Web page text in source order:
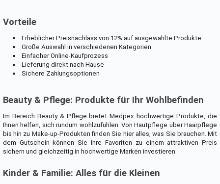
Vorteile
Erheblicher Preisnachlass von 12% auf ausgewählte Produkte
Große Auswahl in verschiedenen Kategorien
Einfacher Online-Kaufprozess
Lieferung direkt nach Hause
Sichere Zahlungsoptionen
Beauty & Pflege: Produkte für Ihr Wohlbefinden
Im Bereich Beauty & Pflege bietet Medpex hochwertige Produkte, die
Ihnen helfen, sich rundum wohlzufühlen. Von Hautpflege über Haarpflege
bis hin zu Make-up-Produkten finden Sie hier alles, was Sie brauchen. Mit
dem Gutschein können Sie Ihre Favoriten zu einem attraktiven Preis
sichern und gleichzeitig in hochwertige Marken investieren.
Kinder & Familie: Alles für die Kleinen